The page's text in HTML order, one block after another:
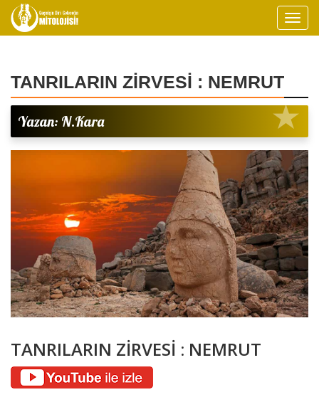
TANRILARIN ZİRVESİ : NEMRUT
Yazan: N.Kara
TANRILARIN ZİRVESİ : NEMRUT